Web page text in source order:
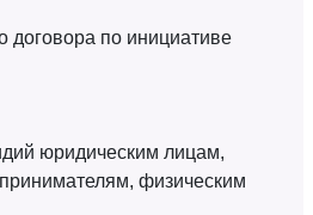
договора по инициативе
юридическим лицам,
физическим